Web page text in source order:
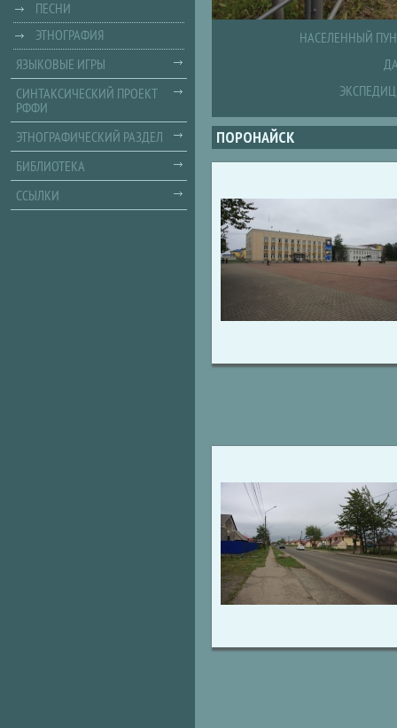
НАСЕЛЕННЫЙ
ПОРОНАЙСК
ПЕСНИ
ЭТНОГРАФИЯ
ЯЗЫКОВЫЕ ИГРЫ
СИНТАКСИЧЕСКИЙ ПРОЕКТ
РФФИ
ЭТНОГРАФИЧЕСКИЙ РАЗДЕЛ
БИБЛИОТЕКА
ССЫЛКИ